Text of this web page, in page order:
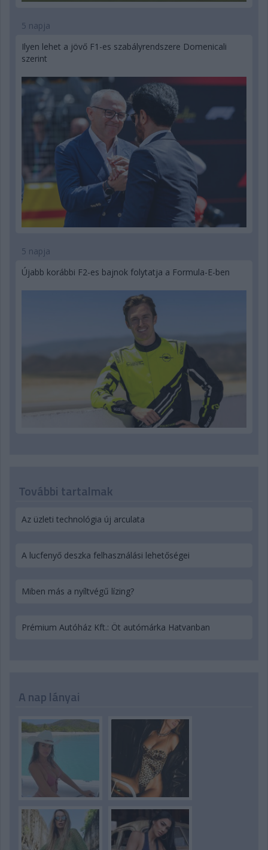
5 napja
Ilyen lehet a jövő F1-es szabályrendszere Domenicali
szerint
5 napja
Újabb korábbi F2-es bajnok folytatja a Formula-E-ben
További tartalmak
Az üzleti technológia új arculata
A lucfenyő deszka felhasználási lehetőségei
Miben más a nyíltvégű lízing?
Prémium Autóház Kft.: Öt autómárka Hatvanban
A nap lányai